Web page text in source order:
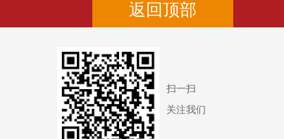
返回顶部
扫一扫
关注我们